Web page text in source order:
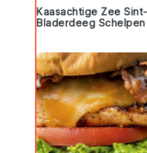
Kaasachtige Zee
Bladerdeeg